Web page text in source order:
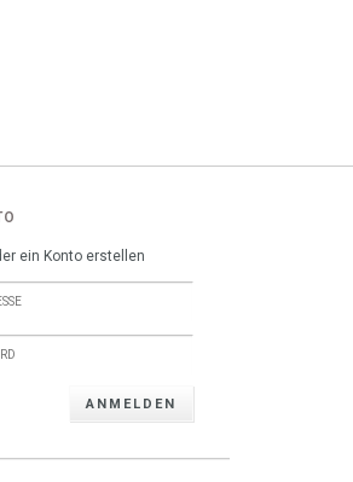
ein Konto erstellen
ANMELDEN